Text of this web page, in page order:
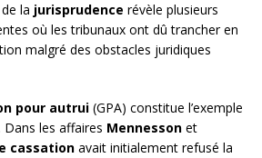
la jurisprudence révèle plusieurs
où les tribunaux ont dû trancher en
malgré des obstacles juridiques
pour autrui (GPA) constitue l’exemple
les affaires Mennesson et
cassation avait initialement refusé la